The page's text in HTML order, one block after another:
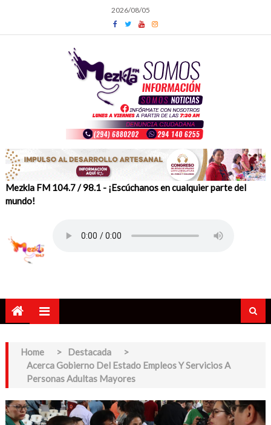
content
2026/08/05
Mezkla FM 104.7 / 98.1 - ¡Escúchanos en cualquier parte del
mundo!
Home > Destacada
>
Acerca Gobierno Del Estado Empleos Y Servicios A
Personas Adultas Mayores